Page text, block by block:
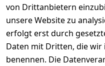
von Drittanbietern
unsere Website zu
erfolgt erst durch
Daten mit Dritten, die wir
benennen. Die